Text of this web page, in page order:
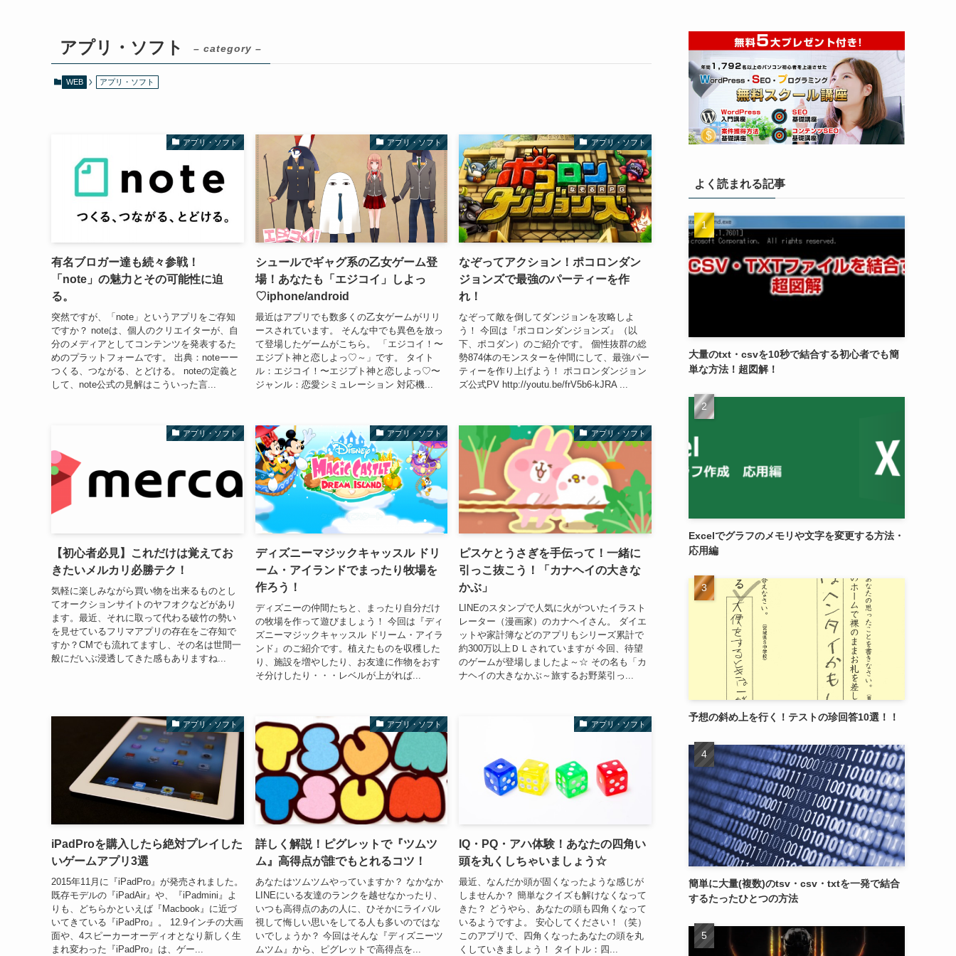
アプリ・ソフト – category –
WEB アプリ・ソフト
アプリ・ソフト
有名ブロガー達も続々参戦！
「note」の魅力とその可能性に迫
る。
突然ですが、「note」というアプリをご存知
ですか？ noteは、個人のクリエイターが、自
分のメディアとしてコンテンツを発表するた
めのプラットフォームです。 出典：noteーー
つくる、つながる、とどける。 noteの定義と
して、note公式の見解はこういった言...
アプリ・ソフト
シュールでギャグ系の乙女ゲーム登
場！あなたも「エジコイ」しよっ
♡iphone/android
最近はアプリでも数多くの乙女ゲームがリリ
ースされています。 そんな中でも異色を放っ
て登場したゲームがこちら。 「エジコイ！〜
エジプト神と恋しよっ♡～」です。 タイト
ル：エジコイ！〜エジプト神と恋しよっ♡〜
ジャンル：恋愛シミュレーション 対応機...
アプリ・ソフト
なぞってアクション！ポコロンダン
ジョンズで最強のパーティーを作
れ！
なぞって敵を倒してダンジョンを攻略しよ
う！ 今回は『ポコロンダンジョンズ』（以
下、ポコダン）のご紹介です。 個性抜群の総
勢874体のモンスターを仲間にして、最強パー
ティーを作り上げよう！ ポコロンダンジョン
ズ公式PV http://youtu.be/frV5b6-kJRA ...
アプリ・ソフト
【初心者必見】これだけは覚えてお
きたいメルカリ必勝テク！
気軽に楽しみながら買い物を出来るものとし
てオークションサイトのヤフオクなどがあり
ます。最近、それに取って代わる破竹の勢い
を見せているフリマアプリの存在をご存知で
すか？CMでも流れてますし、その名は世間一
般にだいぶ浸透してきた感もありますね...
アプリ・ソフト
ディズニーマジックキャッスル ドリ
ーム・アイランドでまったり牧場を
作ろう！
ディズニーの仲間たちと、まったり自分だけ
の牧場を作って遊びましょう！ 今回は『ディ
ズニーマジックキャッスル ドリーム・アイラ
ンド』のご紹介です。植えたものを収穫した
り、施設を増やしたり、お友達に作物をおす
そ分けしたり・・・レベルが上がれば...
アプリ・ソフト
ピスケとうさぎを手伝って！一緒に
引っこ抜こう！「カナヘイの大きな
かぶ」
LINEのスタンプで人気に火がついたイラスト
レーター（漫画家）のカナヘイさん。 ダイエ
ットや家計簿などのアプリもシリーズ累計で
約300万以上ＤＬされていますが 今回、待望
のゲームが登場しましたよ～☆ その名も「カ
ナヘイの大きなかぶ～旅するお野菜引っ...
アプリ・ソフト
iPadProを購入したら絶対プレイした
いゲームアプリ3選
2015年11月に『iPadPro』が発売されました。
既存モデルの『iPadAir』や、『iPadmini』よ
りも、どちらかといえば『Macbook』に近づ
いてきている『iPadPro』。 12.9インチの大画
面や、4スピーカーオーディオとなり新しく生
まれ変わった『iPadPro』は、ゲー...
アプリ・ソフト
詳しく解説！ピグレットで『ツムツ
ム』高得点が誰でもとれるコツ！
あなたはツムツムやっていますか？ なかなか
LINEにいる友達のランクを越せなかったり、
いつも高得点のあの人に、ひそかにライバル
視して悔しい思いをしてる人も多いのではな
いでしょうか？ 今回はそんな『ディズニーツ
ムツム』から、ピグレットで高得点を...
アプリ・ソフト
IQ・PQ・アハ体験！あなたの四角い
頭を丸くしちゃいましょう☆
最近、なんだか頭が固くなったような感じが
しませんか？ 簡単なクイズも解けなくなって
きた？ どうやら、あなたの頭も四角くなって
いるようですよ。 安心してください！（笑）
このアプリで、四角くなったあなたの頭を丸
くしていきましょう！ タイトル：四...
よく読まれる記事
大量のtxt・csvを10秒で結合する初心者でも簡
単な方法！超図解！
Excelでグラフのメモリや文字を変更する方法・
応用編
予想の斜め上を行く！テストの珍回答10選！！
簡単に大量(複数)のtsv・csv・txtを一発で結合
するたったひとつの方法